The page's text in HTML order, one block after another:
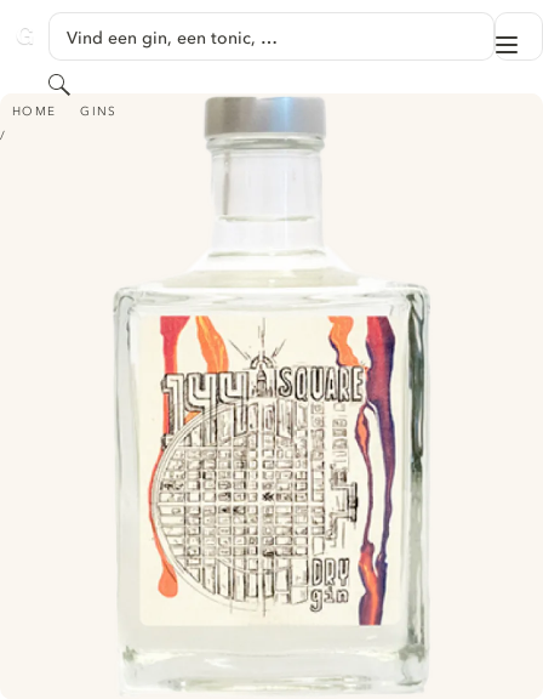
GINVENTORY
Vind een gin, een tonic, …
Zoeken
HOME GINS
144 SQUARE GIN